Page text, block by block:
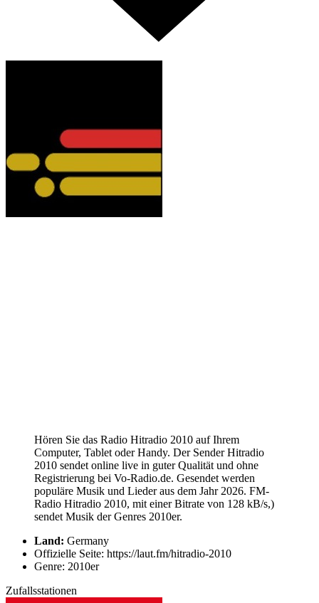
Hören Sie das Radio Hitradio 2010 auf Ihrem
Computer, Tablet oder Handy. Der Sender Hitradio
2010 sendet online live in guter Qualität und ohne
Registrierung bei Vo-Radio.de. Gesendet werden
populäre Musik und Lieder aus dem Jahr 2026. FM-
Radio Hitradio 2010, mit einer Bitrate von 128 kB/s,)
sendet Musik der Genres 2010er.
Land: Germany
Offizielle Seite: https://laut.fm/hitradio-2010
Genre: 2010er
Zufallsstationen